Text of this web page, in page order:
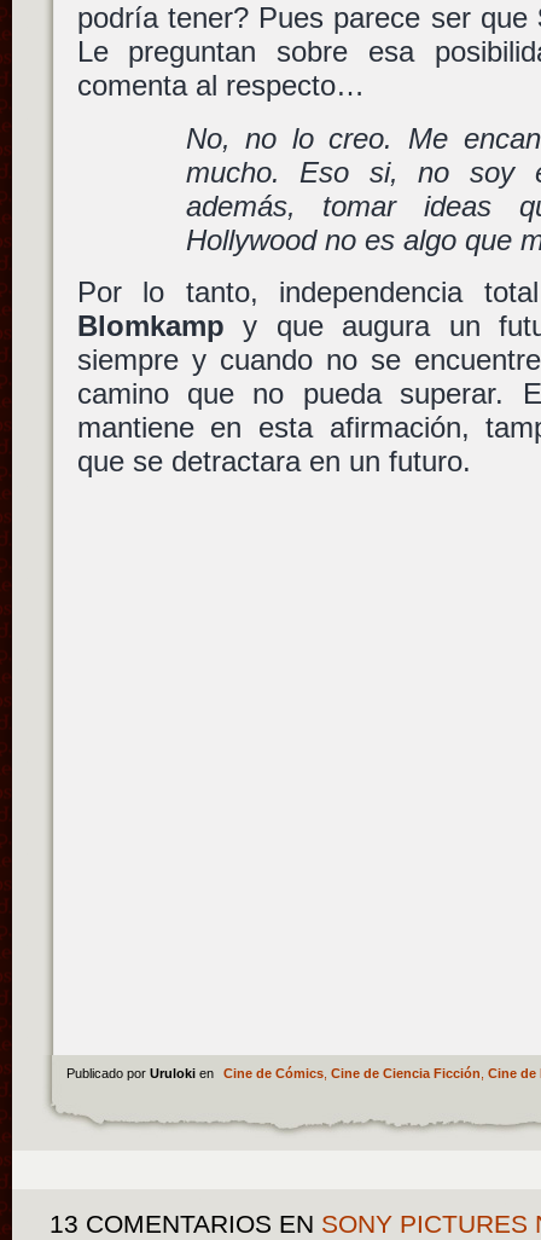
podría tener? Pues parece ser que
Le preguntan sobre esa
comenta al respecto…
No, no lo creo. Me
mucho. Eso si, no soy
además, tomar ideas
Hollywood no es algo que
Por lo tanto, independencia
Blomkamp y que augura un
siempre y cuando no se
camino que no pueda superar.
mantiene en esta afirmación,
que se detractara en un futuro.
Publicado por Uruloki en Cine de Cómics, Cine de Ciencia Ficción Cine de
13 COMENTARIOS EN SONY PICTURES